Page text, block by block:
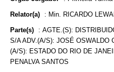
Relator(a) : Min. RICARDO
Parte(s) : AGTE.(S):
S/A ADV.(A/S): JOSÉ OSWALDO
(A/S): ESTADO DO RIO DE
PENALVA SANTOS